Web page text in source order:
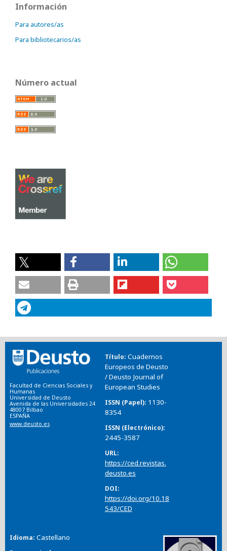
Información
Para autores/as
Para bibliotecarios/as
Número actual
Facultad de Ciencias Sociales y
Humanas
Universidad de Deusto
Avenida de las Universidades 24
48007 Bilbao
ESPAÑA
www.deusto.es
Título Cuadernos
Europeos de Deusto
/ Deusto Journal of
European Studies
ISSN (Papel) 1130-
8354
ISSN (Electrónico)
2445-3587
URL
https://ced.revistas.
deusto.es
DOI
https://doi.org/10.18
543/CED
Idioma Castellano